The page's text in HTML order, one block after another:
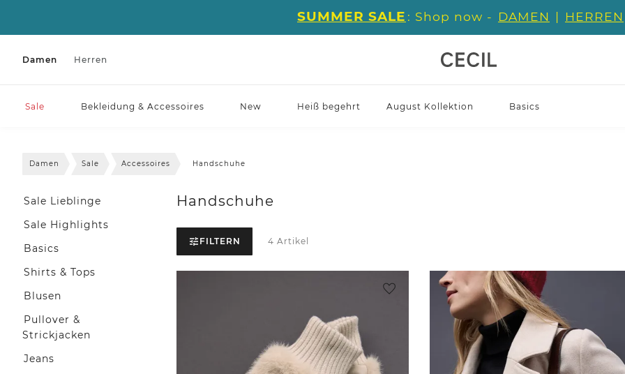
SUMMER SALE : Shop now - DAMEN | HERREN
Damen Herren
Sale Bekleidung & Accessoires New Heiß begehrt August Kollektion Basics
Damen Sale Accessoires Handschuhe
Sale Lieblinge
Sale Highlights
Basics
Shirts & Tops
Blusen
Pullover &
Strickjacken
Jeans
Handschuhe
FILTERN 4 Artikel